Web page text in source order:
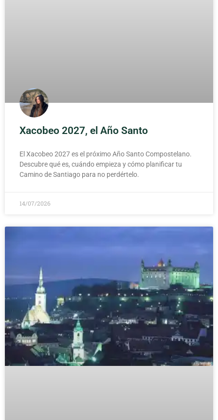
Xacobeo 2027, el Año Santo
El Xacobeo 2027 es el próximo Año Santo Compostelano.
Descubre qué es, cuándo empieza y cómo planificar tu
Camino de Santiago para no perdértelo.
14/07/2026